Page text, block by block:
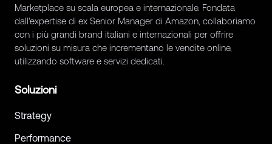
Marketplace su scala europea e internazionale. Fondata
dall'expertise di ex Senior Manager di Amazon, collaboriamo
con i più grandi brand italiani e internazionali per offrire
soluzioni su misura che incrementano le vendite online,
utilizzando software e servizi dedicati.
Soluzioni
Strategy
Performance